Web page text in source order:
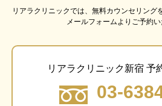
リアラクリニックでは、無料カウンセリング
メールフォームよりご予約い
リアラクリニック新宿 予
03-